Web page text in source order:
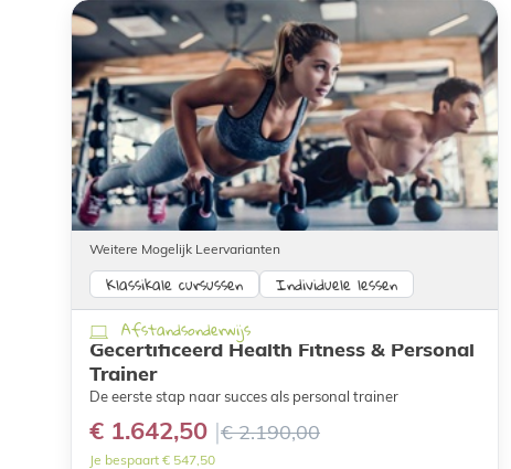
Weitere Mogelijk Leervarianten
Afstandsonderwijs
Klassikale cursussen Individuele lessen
Gecertificeerd Health Fitness & Personal
Trainer
De eerste stap naar succes als personal trainer
€ 1.642,50 € 2.190,00
Je bespaart € 547,50